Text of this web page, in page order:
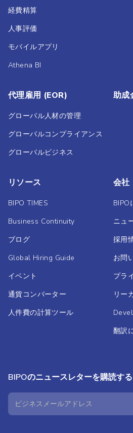
経費精算
人事評価
モバイルアプリ
Athena BI
代理雇用 (EOR)
グローバル人材の管理
グローバルコンプライアンス
グローバルビジネス
助成
リソース
BIPO TIMES
Business Continuity
ブログ
Global Hiring Guide
イベント
通貨コンバーター
人件費の計算ツール
会社
BIPO
ニュ
採用
お問
プラ
リー
翻訳
BIPOのニュースレターを購読する